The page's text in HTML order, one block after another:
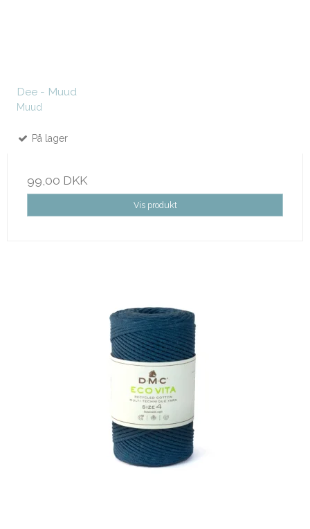
Dee - Muud
Muud
På lager
99,00 DKK
Vis produkt